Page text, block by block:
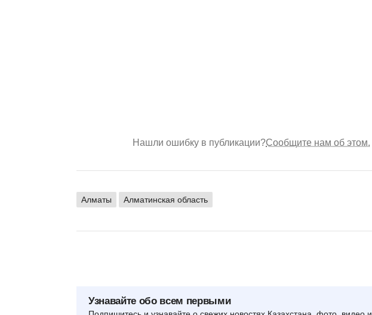
Нашли ошибку в публикации?Сообщите нам об этом.
Алматы Алматинская область
Узнавайте обо всем первыми